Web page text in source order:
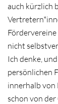
auch kürzlich
nicht
Ich denke,
persönlichen
innerhalb von
schon von